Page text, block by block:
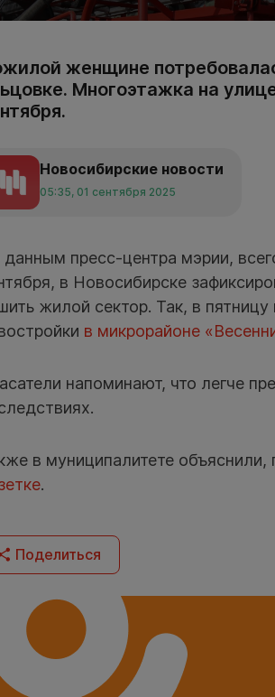
женщине
Многоэтажка на
Новосибирские новости
05:35, 01 сентября 2025
данным пресс-центра мэрии,
в Новосибирске
жилой сектор. Так, в
в микрорайоне
напоминают, что легче
в муниципалитете объяснили,
.
Поделиться